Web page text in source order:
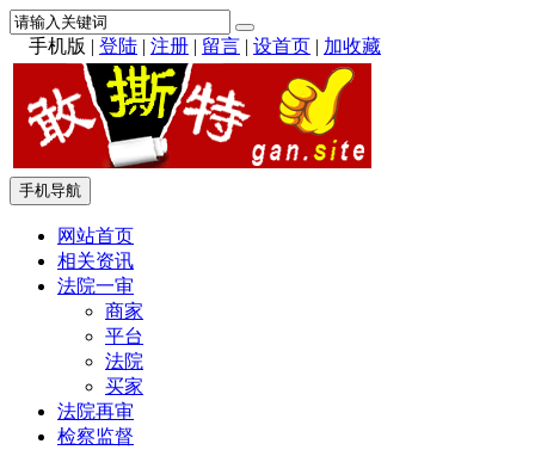
手机版 | 登陆 | 注册 | 留言 | 设首页 | 加收藏
手机导航
网站首页
相关资讯
法院一审
商家
平台
法院
买家
法院再审
检察监督